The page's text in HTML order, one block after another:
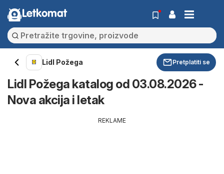
Letkomat
Lidl Požega Pretplatiti se
Lidl Požega katalog od 03.08.2026 -
Nova akcija i letak
REKLAME